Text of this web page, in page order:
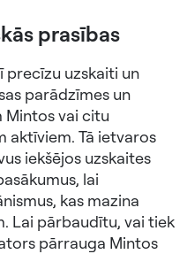
prasības
precīzu uzskaiti un
parādzīmes un
Mintos vai citu
aktīviem. Tā ietvaros
iekšējos uzskaites
lai
kas mazina
Lai pārbaudītu, vai tiek
pārrauga Mintos